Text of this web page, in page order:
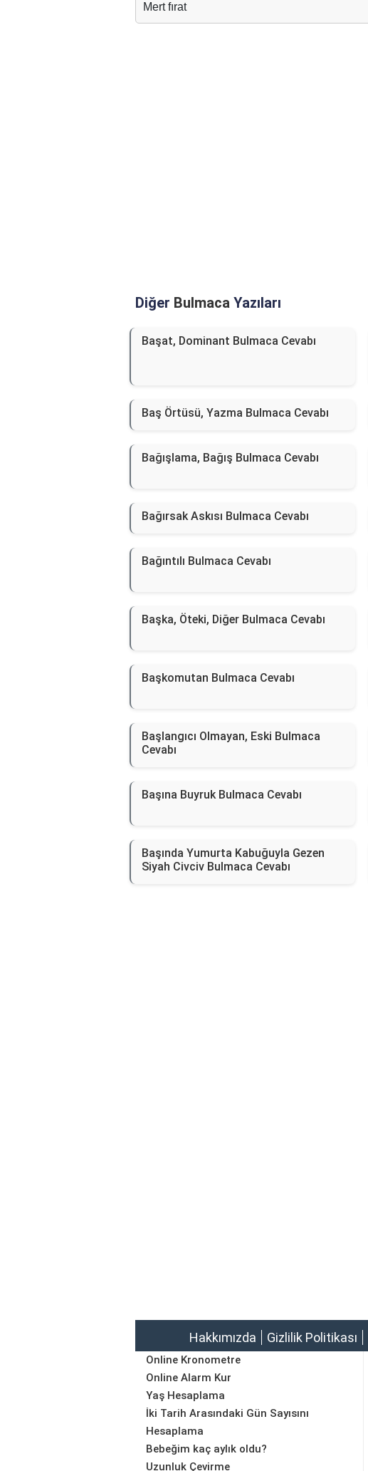
Mert fırat
Diğer Bulmaca Yazıları
Başat, Dominant Bulmaca Cevabı
Baş Örtüsü, Yazma Bulmaca Cevabı
Bağışlama, Bağış Bulmaca Cevabı
Bağırsak Askısı Bulmaca Cevabı
Bağıntılı Bulmaca Cevabı
Başka, Öteki, Diğer Bulmaca Cevabı
Başkomutan Bulmaca Cevabı
Başlangıcı Olmayan, Eski Bulmaca
Cevabı
Başına Buyruk Bulmaca Cevabı
Başında Yumurta Kabuğuyla Gezen
Siyah Civciv Bulmaca Cevabı
Hakkımızda Gizlilik Politikası
Online Kronometre
Online Alarm Kur
Yaş Hesaplama
İki Tarih Arasındaki Gün Sayısını
Hesaplama
Bebeğim kaç aylık oldu?
Uzunluk Çevirme